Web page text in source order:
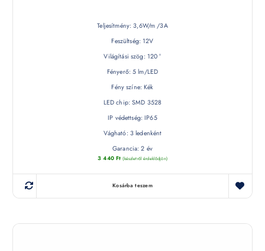
Teljesítmény: 3,6W/m /3A
Feszültség: 12V
Világítási szög: 120 °
Fényerő: 5 lm/LED
Fény színe: Kék
LED chip: SMD 3528
IP védettség: IP65
Vágható: 3 ledenként
Garancia: 2 év
3 440 Ft (készletről érdeklődjön)
Kosárba teszem